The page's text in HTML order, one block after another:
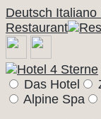
Deutsch Italiano
Restaurant
Das Hotel
Alpine Spa